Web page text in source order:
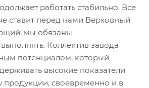
работать стабильно. Все
ставит перед нами Верховный
мы обязаны
Коллектив завода
потенциалом, который
высокие показатели
продукции, своевременно и в